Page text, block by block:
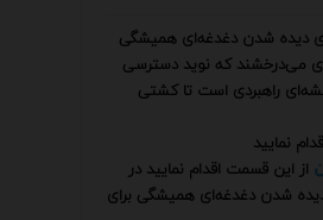
دیده شدن دغدغه‌ای همیشگی
می‌درخشند که نوید دسترسی
راهبردی است تا کشتی
نمایید
از این قسمت اقدام نمایید در
شدن دغدغه‌ای همیشگی برای